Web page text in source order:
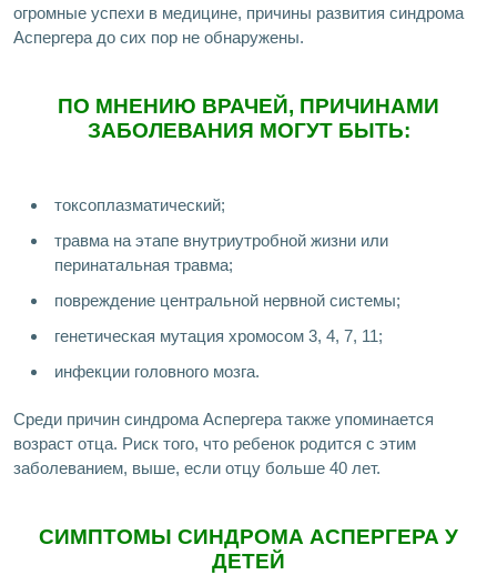
огромные успехи в медицине, причины развития синдрома
Аспергера до сих пор не обнаружены.
ПО МНЕНИЮ ВРАЧЕЙ, ПРИЧИНАМИ
ЗАБОЛЕВАНИЯ МОГУТ БЫТЬ:
токсоплазматический;
травма на этапе внутриутробной жизни или
перинатальная травма;
повреждение центральной нервной системы;
генетическая мутация хромосом 3, 4, 7, 11;
инфекции головного мозга.
Среди причин синдрома Аспергера также упоминается
возраст отца. Риск того, что ребенок родится с этим
заболеванием, выше, если отцу больше 40 лет.
СИМПТОМЫ СИНДРОМА АСПЕРГЕРА У
ДЕТЕЙ